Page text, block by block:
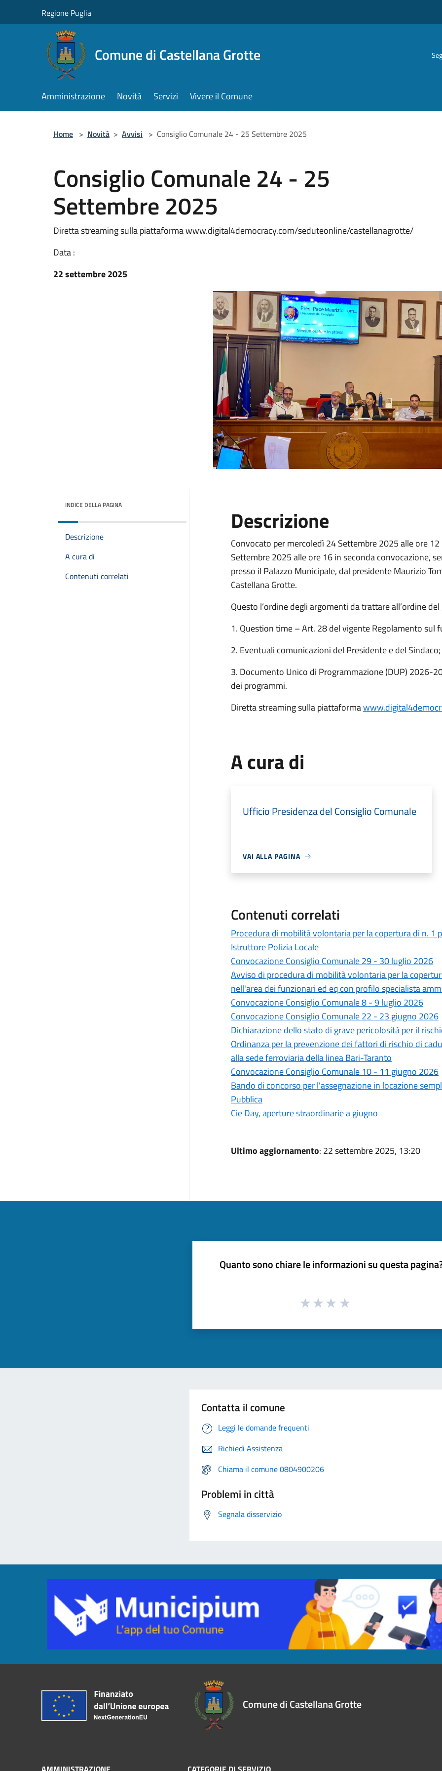
Regione Puglia
Comune di Castellana Grotte
Amministrazione Novità Servizi Vivere il Comune
Home > Novità > Avvisi > Consiglio Comunale 24 - 25 Settembre 2025
Consiglio Comunale 24 - 25
Settembre 2025
Diretta streaming sulla piattaforma www.digital4democracy.com/seduteonline/castellanagrotte/
Data :
22 settembre 2025
INDICE DELLA PAGINA
Descrizione
A cura di
Contenuti correlati
Descrizione
Convocato per mercoledì 24 Settembre 2025 alle ore
Settembre 2025 alle ore 16 in seconda convocazione,
presso il Palazzo Municipale, dal presidente Maurizio
Castellana Grotte.
Questo l’ordine degli argomenti da trattare all’ordine
1. Question time – Art. 28 del vigente Regolamento sul
2. Eventuali comunicazioni del Presidente e del Sindaco;
3. Documento Unico di Programmazione (DUP) 2026-
dei programmi.
Diretta streaming sulla piattaforma
A cura di
Ufficio Presidenza del Consiglio Comunale
VAI ALLA PAGINA
Contenuti correlati
Procedura di mobilità volontaria per la copertura di n.
Istruttore Polizia Locale
Convocazione Consiglio Comunale 29 - 30 luglio 2026
Avviso di procedura di mobilità volontaria per la
nell'area dei funzionari ed eq con profilo specialista
Convocazione Consiglio Comunale 8 - 9 luglio 2026
Convocazione Consiglio Comunale 22 - 23 giugno 2026
Dichiarazione dello stato di grave pericolosità per il
Ordinanza per la prevenzione dei fattori di rischio di
alla sede ferroviaria della linea Bari-Taranto
Convocazione Consiglio Comunale 10 - 11 giugno 2026
Bando di concorso per l'assegnazione in locazione
Pubblica
Cie Day, aperture straordinarie a giugno
Ultimo aggiornamento: 22 settembre 2025, 13:20
Quanto sono chiare le informazioni su questa
Contatta il comune
Leggi le domande frequenti
Richiedi Assistenza
Chiama il comune 0804900206
Problemi in città
Segnala disservizio
Comune di Castellana Grotte